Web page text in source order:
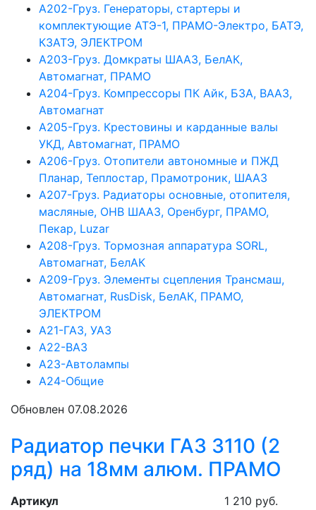
А202-Груз. Генераторы, стартеры и
комплектующие АТЭ-1, ПРАМО-Электро, БАТЭ,
КЗАТЭ, ЭЛЕКТРОМ
А203-Груз. Домкраты ШААЗ, БелАК,
Автомагнат, ПРАМО
А204-Груз. Компрессоры ПК Айк, БЗА, ВААЗ,
Автомагнат
А205-Груз. Крестовины и карданные валы
УКД, Автомагнат, ПРАМО
А206-Груз. Отопители автономные и ПЖД
Планар, Теплостар, Прамотроник, ШААЗ
А207-Груз. Радиаторы основные, отопителя,
масляные, ОНВ ШААЗ, Оренбург, ПРАМО,
Пекар, Luzar
А208-Груз. Тормозная аппаратура SORL,
Автомагнат, БелАК
А209-Груз. Элементы сцепления Трансмаш,
Автомагнат, RusDisk, БелАК, ПРАМО,
ЭЛЕКТРОМ
А21-ГАЗ, УАЗ
А22-ВАЗ
А23-Автолампы
А24-Общие
Обновлен 07.08.2026
Радиатор печки ГАЗ 3110 (2
ряд) на 18мм алюм. ПРАМО
Артикул
1 210 руб.